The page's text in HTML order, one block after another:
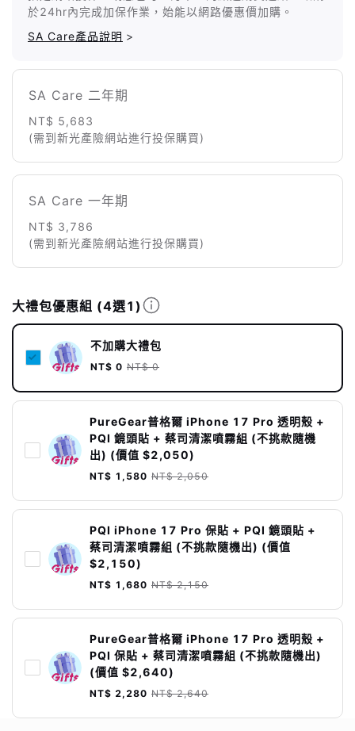
於24hr內完成加保作業，始能以網路優惠價加購。
SA Care產品說明 >
SA Care 二年期
NT$ 5,683
(需到新光產險網站進行投保購買)
SA Care 一年期
NT$ 3,786
(需到新光產險網站進行投保購買)
大禮包優惠組 (4選1)
不加購大禮包
NT$ 0 NT$ 0
PureGear普格爾 iPhone 17 Pro 透明殼 +
PQI 鏡頭貼 + 蔡司清潔噴霧組 (不挑款隨機
出) (價值 $2,050)
NT$ 1,580 NT$ 2,050
PQI iPhone 17 Pro 保貼 + PQI 鏡頭貼 +
蔡司清潔噴霧組 (不挑款隨機出) (價值
$2,150)
NT$ 1,680 NT$ 2,150
PureGear普格爾 iPhone 17 Pro 透明殼 +
PQI 保貼 + 蔡司清潔噴霧組 (不挑款隨機出)
(價值 $2,640)
NT$ 2,280 NT$ 2,640